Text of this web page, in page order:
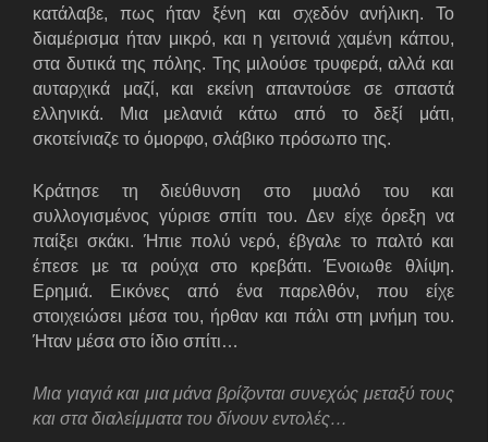
κατάλαβε, πως ήταν ξένη και σχεδόν ανήλικη. Το
διαμέρισμα ήταν μικρό, και η γειτονιά χαμένη κάπου,
στα δυτικά της πόλης. Της μιλούσε τρυφερά, αλλά και
αυταρχικά μαζί, και εκείνη απαντούσε σε σπαστά
ελληνικά. Μια μελανιά κάτω από το δεξί μάτι,
σκοτείνιαζε το όμορφο, σλάβικο πρόσωπο της.
Κράτησε τη διεύθυνση στο μυαλό του και
συλλογισμένος γύρισε σπίτι του. Δεν είχε όρεξη να
παίξει σκάκι. Ήπιε πολύ νερό, έβγαλε το παλτό και
έπεσε με τα ρούχα στο κρεβάτι. Ένοιωθε θλίψη.
Ερημιά. Εικόνες από ένα παρελθόν, που είχε
στοιχειώσει μέσα του, ήρθαν και πάλι στη μνήμη του.
Ήταν μέσα στο ίδιο σπίτι…
Μια γιαγιά και μια μάνα βρίζονται συνεχώς μεταξύ τους
και στα διαλείμματα του δίνουν εντολές…